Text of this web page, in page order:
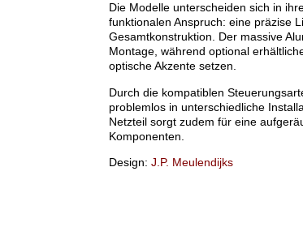
Die Modelle unterscheiden sich in
funktionalen Anspruch: eine präzise
Gesamtkonstruktion. Der massive
Montage, während optional
optische Akzente setzen.
Durch die kompatiblen
problemlos in unterschiedliche
Netzteil sorgt zudem für eine
Komponenten.
Design: J.P. Meulendijks